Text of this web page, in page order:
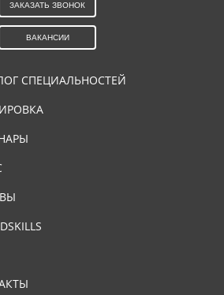
СПЕЦИАЛЬНОСТЕЙ
ЗАКАЗАТЬ ЗВОНОК
ВАКАНСИИ